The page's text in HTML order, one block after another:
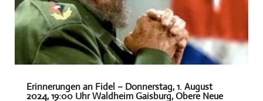
Erinnerungen an Fidel – Donnerstag, 1. August
2024, 19:00 Uhr Waldheim Gaisburg, Obere Neue